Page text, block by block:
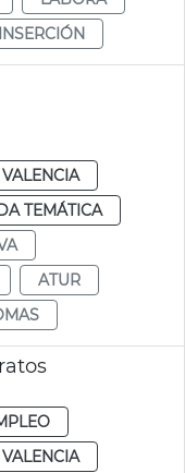
INSERCIÓN
VALENCIA
TEMÁTICA
ATUR
VALENCIA